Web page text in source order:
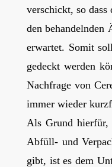
verschickt, so
den
erwartet. Somit
gedeckt werden
Nachfrage von
immer wieder
Als Grund hierfür,
Abfüll- und
gibt, ist es dem